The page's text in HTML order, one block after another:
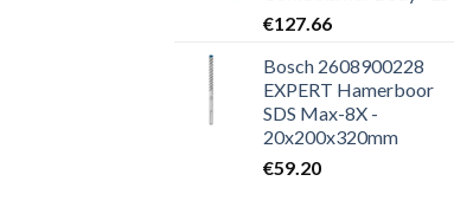
€127.66
Bosch 2608900228
EXPERT Hamerboor
SDS Max-8X -
20x200x320mm
€59.20